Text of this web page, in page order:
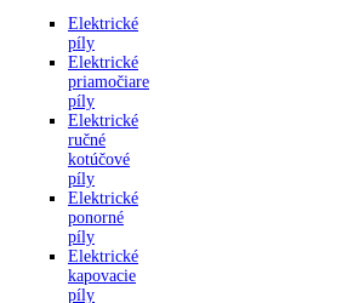
Elektrické
píly
Elektrické
priamočiare
píly
Elektrické
ručné
kotúčové
píly
Elektrické
ponorné
píly
Elektrické
kapovacie
píly